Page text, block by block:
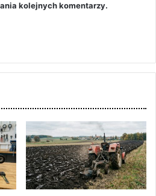
kolejnych komentarzy.